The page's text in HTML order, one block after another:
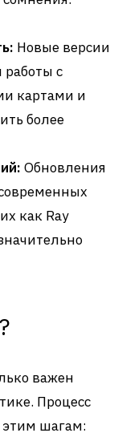
Новые версии
с
картами и
более
Обновления
как Ray
важен
Процесс
этим шагам: